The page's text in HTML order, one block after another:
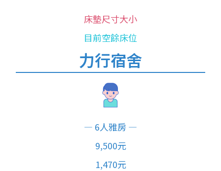
床墊尺寸大小
目前空餘床位
力行宿舍
— 6人雅房 —
9,500元
1,470元